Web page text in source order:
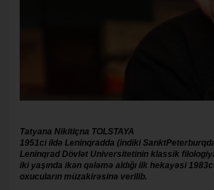
Tatyana Nikitiçna TOLSTAYA
1951ci ildə Leninqradda (indiki
Leninqrad Dövlət Universitetinin klassik
iki yaşında ikən qələmə aldığı ilk hekayəsi
oxucuların müzakirəsinə verilib.